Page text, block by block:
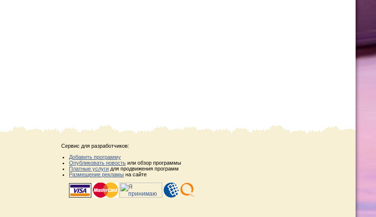
Сервис для разработчиков:
Добавить программу
Опубликовать новость или обзор программы
Платные услуги для продвижения программ
Размещение рекламы на сайте